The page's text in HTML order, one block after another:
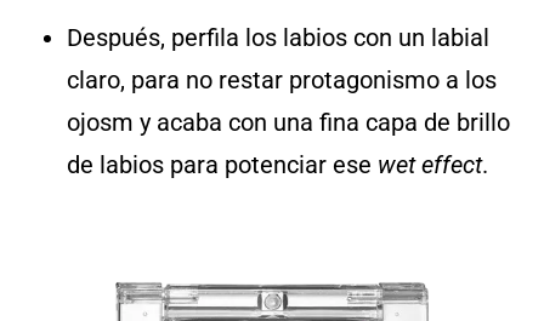
Después, perfila los labios con un labial
claro, para no restar protagonismo a los
ojosm y acaba con una fina capa de brillo
de labios para potenciar ese wet effect.